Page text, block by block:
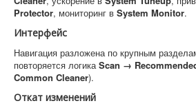
Protector, мониторинг в System Monitor.
Интерфейс
Навигация разложена по крупным
повторяется логикаScan →
Common Cleaner).
Откат изменений